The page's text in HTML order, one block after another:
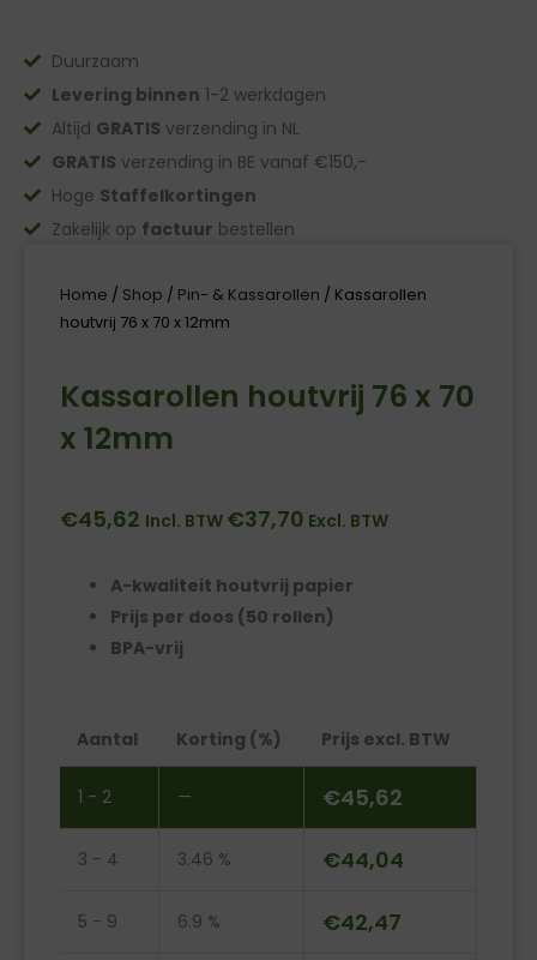
Duurzaam
Levering binnen 1-2 werkdagen
Altijd GRATIS verzending in NL
GRATIS verzending in BE vanaf €150,-
Hoge Staffelkortingen
Zakelijk op factuur bestellen
Home / Shop / Pin- & Kassarollen / Kassarollen
houtvrij 76 x 70 x 12mm
Kassarollen houtvrij 76 x 70
x 12mm
€45,62 Incl. BTW €37,70 Excl. BTW
A-kwaliteit houtvrij papier
Prijs per doos (50 rollen)
BPA-vrij
Aantal Korting (%) Prijs excl. BTW
1 - 2 — €45,62
3 - 4 3.46 % €44,04
5 - 9 6.9 % €42,47
Kassarollen
76
70
12mm